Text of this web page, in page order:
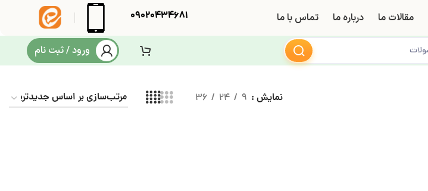
مقالات ما درباره ما تماس با ما 09020434681
ورود / ثبت نام
نمایش 9
24
36